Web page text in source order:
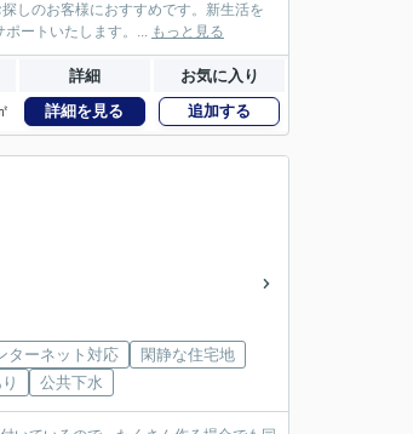
しのお客様におすすめです。新生活を
ートいたします。... もっと見る
詳細 お気に入り
詳細を見る 追加する
ターネット対応
閑静な住宅地
公共下水